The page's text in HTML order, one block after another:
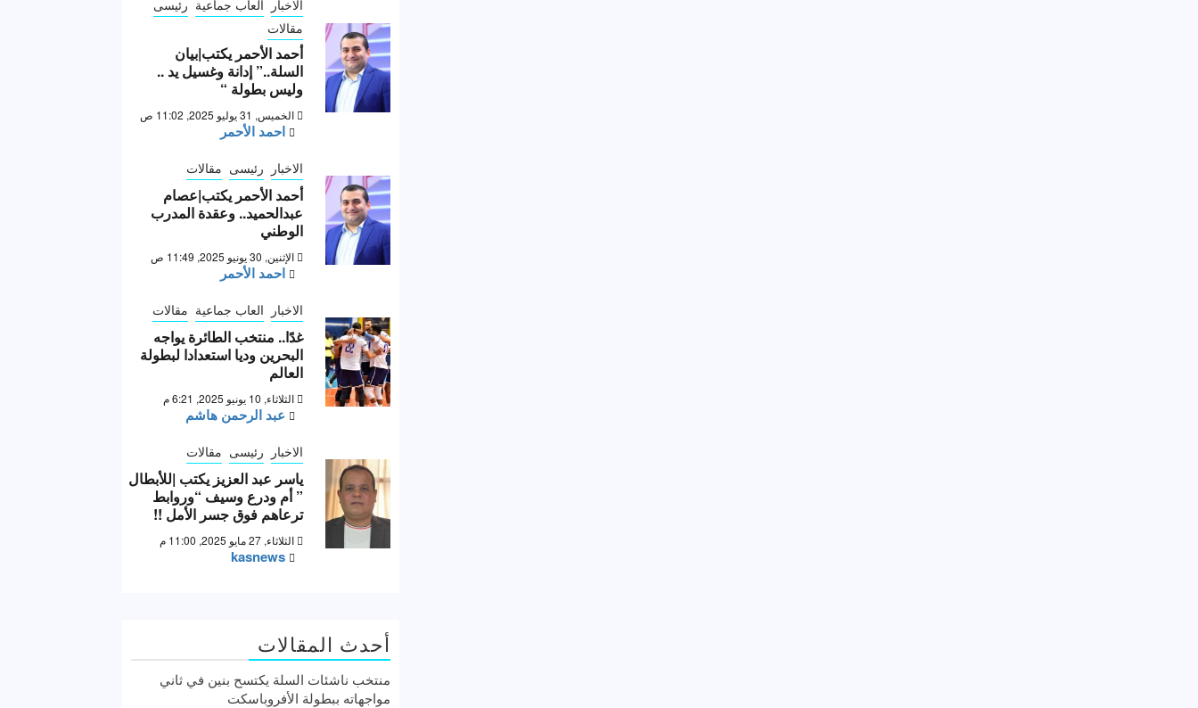
الاخبار العاب جماعية رئيسى
مقالات
أحمد الأحمر يكتب|بيان
السلة..” إدانة وغسيل يد ..
وليس بطولة “
الخميس, 31 يوليو 2025, 11:02 ص
احمد الأحمر
الاخبار رئيسى مقالات
أحمد الأحمر يكتب|عصام
عبدالحميد.. وعقدة المدرب
الوطني
الإثنين, 30 يونيو 2025, 11:49 ص
احمد الأحمر
الاخبار العاب جماعية مقالات
غدًا.. منتخب الطائرة يواجه
البحرين وديا استعدادا لبطولة
العالم
الثلاثاء, 10 يونيو 2025, 6:21 م
عبد الرحمن هاشم
الاخبار رئيسى مقالات
ياسر عبد العزيز يكتب |للأبطال
” أم ودرع وسيف “وروابط
ترعاهم فوق جسر الأمل !!
الثلاثاء, 27 مايو 2025, 11:00 م
kasnews
أحدث المقالات
منتخب ناشئات السلة يكتسح بنين في ثاني
مواجهاته ببطولة الأفروباسكت